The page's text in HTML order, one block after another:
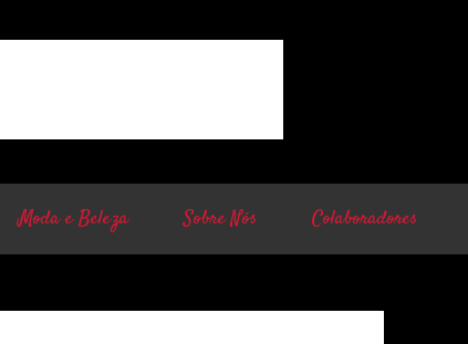
Moda e Beleza Sobre Nós Colaboradores